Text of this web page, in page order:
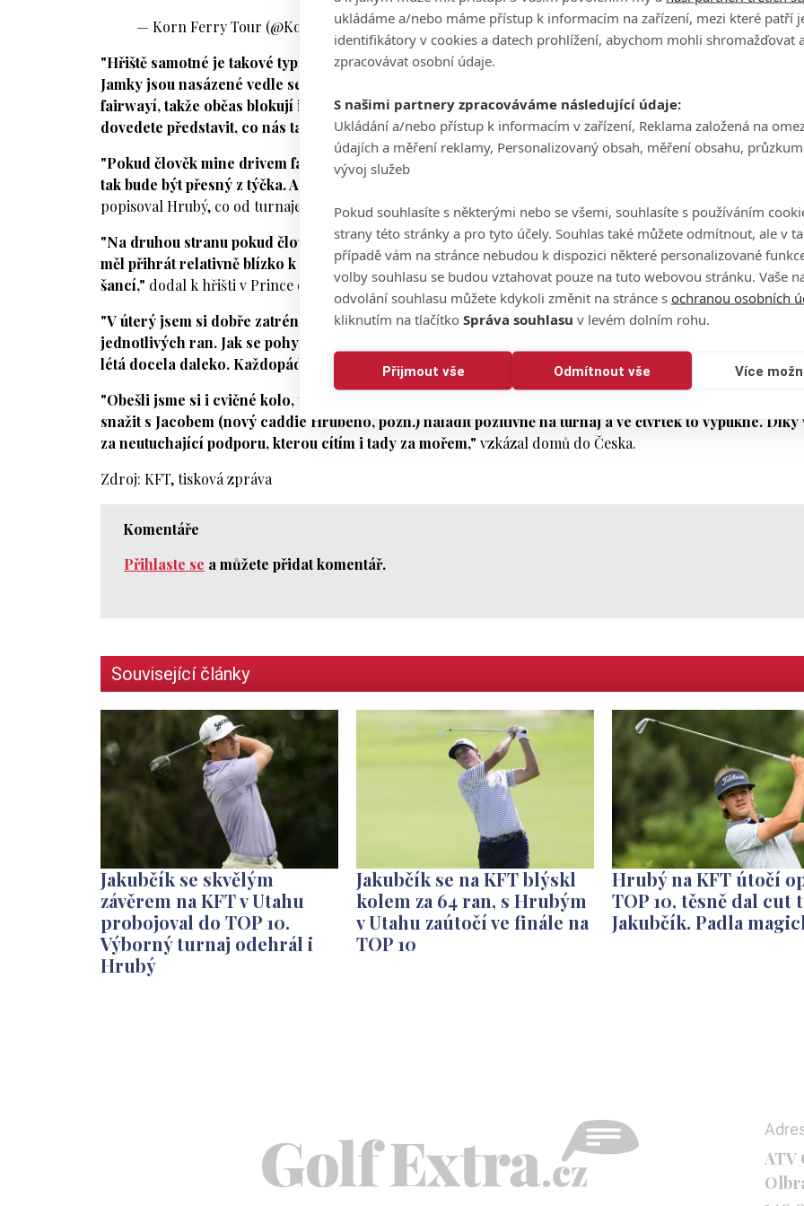
ukládáme a/nebo máme přístup k informacím na zařízení, mezi které patří
identifikátory v cookies a datech prohlížení, abychom mohli shromažďovat
zpracovávat osobní údaje.
S našimi partnery zpracováváme následující údaje:
Ukládání a/nebo přístup k informacím v zařízení, Reklama založená na
údajích a měření reklamy, Personalizovaný obsah, měření obsahu,
vývoj služeb
Pokud souhlasíte s některými nebo se všemi, souhlasíte s používáním
strany této stránky a pro tyto účely. Souhlas také můžete odmítnout, ale v
případě vám na stránce nebudou k dispozici některé personalizované
volby souhlasu se budou vztahovat pouze na tuto webovou stránku. Vaše
odvolání souhlasu můžete kdykoli změnit na stránce s ochranou osobních
kliknutím na tlačítko Správa souhlasu v levém dolním rohu.
Přijmout vše Odmítnout vše Více
— Korn Ferry Tour (@KornFerryTour)March 4, 2025
"Hřiště samotné je takové typické městské, hodně podobné těm, která jsme v jižní Americe letos už
Jamky jsou nasázené vedle sebe, rozdělené jsou stromy, které zasahují korunami poměrně dost i do
fairwayí, takže občas blokují i přihrávky do greenu. Ty jsou tady extrémně malé a hodně tvrdé. Takže
dovedete představit, co nás tady čeká,"referoval Hrubý.
"Pokud člověk mine drivem fairway, tak je pak prakticky nemožné míč na greenu zastavit. Extrémně
tak bude být přesný z týčka. A případně pak mít vyladěnou krátkou hru na případné záchrany paru,"
popisoval Hrubý, co od turnaje očekává.
"Na druhou stranu pokud člověk trefí dobře driver, tak pak už ho čekají většinou kratší rány, ze kterých
měl přihrát relativně blízko k jamce. Ostatně prakticky každý míč na malém greenu je pak solidní birdie
šancí," dodal k hřišti v Prince of Wales Country Clubu.
"V úterý jsem si dobře zatrénoval. Půjčil jsem si Trackman a snažil se naladit si správně yardage
jednotlivých ran. Jak se pohybujeme ve vyšší nadmořské výšce a relativně ve vyšších teplotách, tak
létá docela daleko. Každopádně ve srovnání s turnajem v Kolumbii to naštěstí není tak žhavé,"
"Obešli jsme si i cvičné kolo, takže to byl poměrně solidní zápřah. Ve středu mě čeká pro-am, kde se
snažit s Jacobem (nový caddie Hrubého, pozn.) naladit pozitivně na turnaj a ve čtvrtek to vypukne. Díky
za neutuchající podporu, kterou cítím i tady za mořem," vzkázal domů do Česka.
Zdroj: KFT, tisková zpráva
Komentáře
Přihlaste se a můžete přidat komentář.
Související články
Jakubčík se skvělým
závěrem na KFT v Utahu
probojoval do TOP 10.
Výborný turnaj odehrál i
Hrubý
Jakubčík se na KFT blýskl
kolem za 64 ran, s Hrubým
v Utahu zaútočí ve finále na
TOP 10
Hrubý na KFT útočí
TOP 10, těsně dal cut
Jakubčík. Padla
ATV